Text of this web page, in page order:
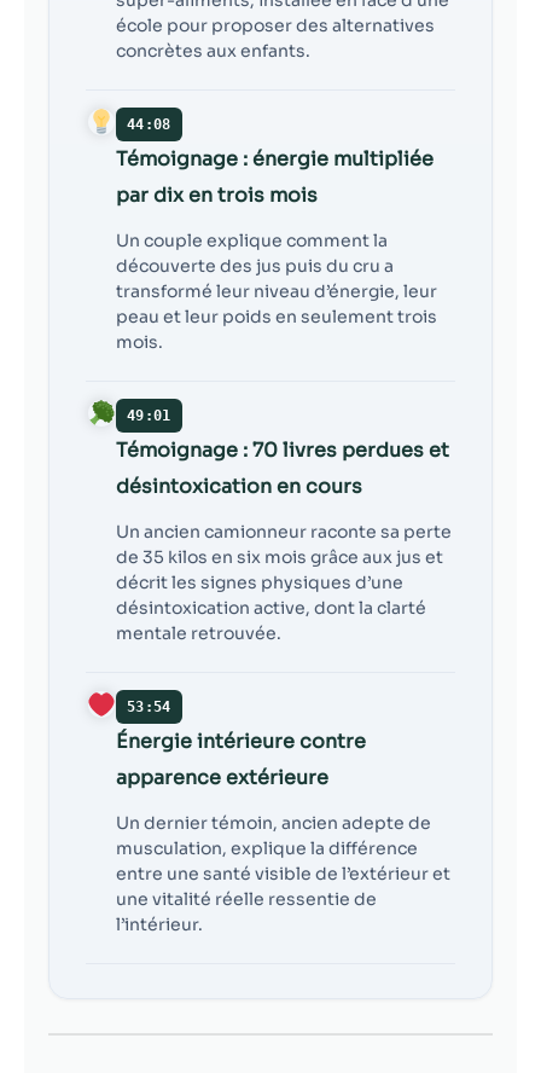
école pour proposer des alternatives
concrètes aux enfants.
44:08
Témoignage : énergie multipliée
par dix en trois mois
Un couple explique comment la
découverte des jus puis du cru a
transformé leur niveau d’énergie, leur
peau et leur poids en seulement trois
mois.
49:01
Témoignage : 70 livres perdues et
désintoxication en cours
Un ancien camionneur raconte sa perte
de 35 kilos en six mois grâce aux jus et
décrit les signes physiques d’une
désintoxication active, dont la clarté
mentale retrouvée.
53:54
Énergie intérieure contre
apparence extérieure
Un dernier témoin, ancien adepte de
musculation, explique la différence
entre une santé visible de l’extérieur et
une vitalité réelle ressentie de
l’intérieur.